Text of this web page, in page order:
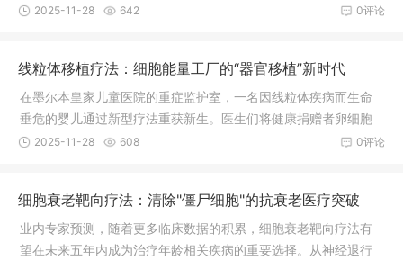
病，从代谢性疾病到器官修复，这一创新技术正在为现代医学开
0评论
2025-11-28 642
线粒体移植疗法：细胞能量工厂的“器官移植”新时代
在墨尔本皇家儿童医院的重症监护室，一名因线粒体疾病而生命
垂危的婴儿通过新型疗法重获新生。医生们将健康捐赠者卵细胞
中的线粒
0评论
2025-11-28 608
细胞衰老靶向疗法：清除"僵尸细胞"的抗衰老医疗突破
业内专家预测，随着更多临床数据的积累，细胞衰老靶向疗法有
望在未来五年内成为治疗年龄相关疾病的重要选择。从神经退行